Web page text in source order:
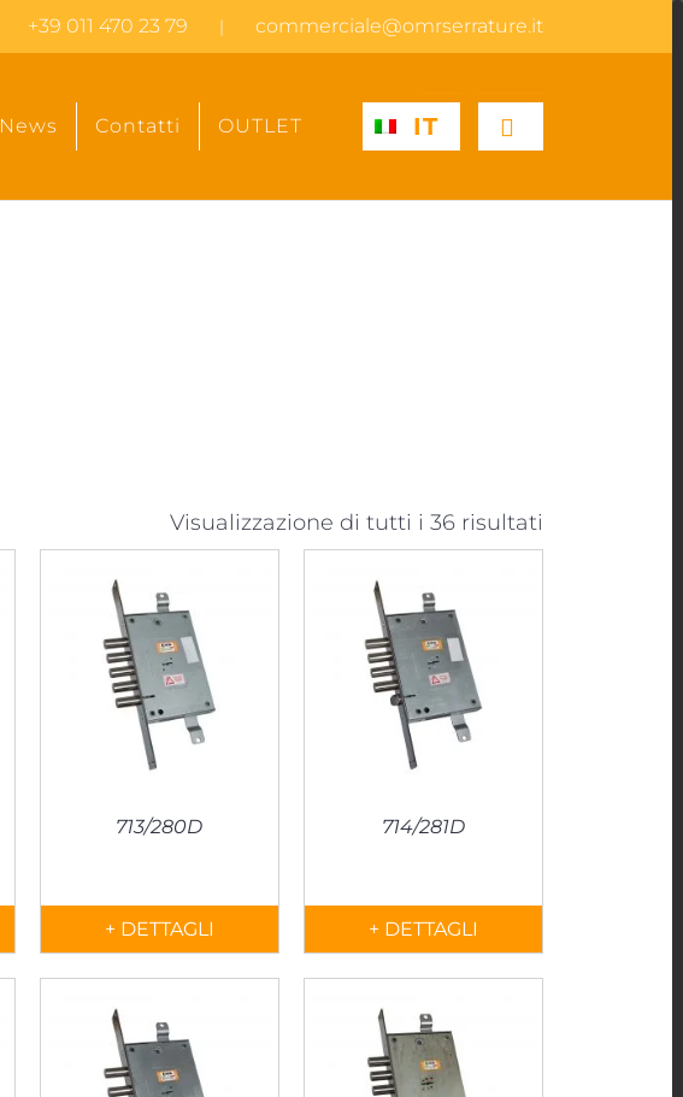
+39 011 470 23 79 | commerciale@omrserrature.it
News Contatti OUTLET IT
Visualizzazione di tutti i 36 risultati
713/280D
+ DETTAGLI
714/281D
+ DETTAGLI